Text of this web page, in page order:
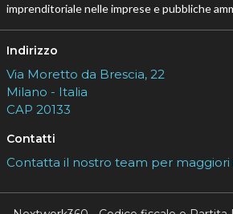
imprenditoriale nelle imprese e pubbliche
Indirizzo
Via Moretto da Brescia, 22
Milano - Italia
CAP 20133
Contatti
Contatta il nostro team per maggiori